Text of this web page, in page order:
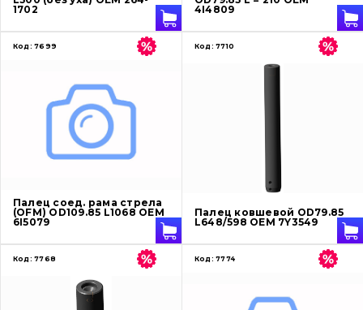
1702
4I4809
Код: 7699
Палец соед. рама стрела
(OFM) OD109.85 L1068 OEM
6I5079
Код: 7710
Палец ковшевой OD79.85
L648/598 OEM 7Y3549
Код: 7768 Код: 7774